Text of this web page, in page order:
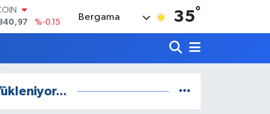
%0.18
%0
Bergama 35°